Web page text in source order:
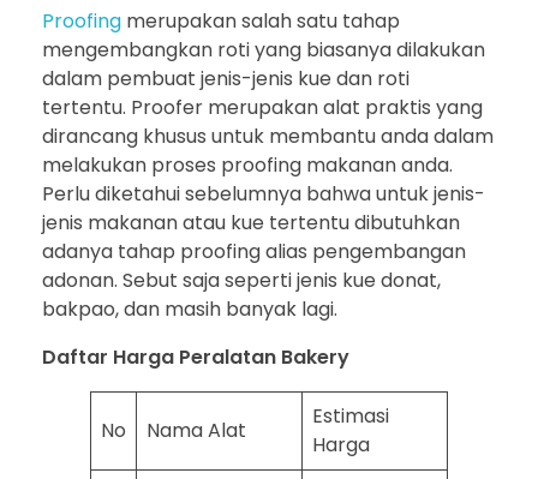
Proofing merupakan salah satu tahap
mengembangkan roti yang biasanya dilakukan
dalam pembuat jenis-jenis kue dan roti
tertentu. Proofer merupakan alat praktis yang
dirancang khusus untuk membantu anda dalam
melakukan proses proofing makanan anda.
Perlu diketahui sebelumnya bahwa untuk jenis-
jenis makanan atau kue tertentu dibutuhkan
adanya tahap proofing alias pengembangan
adonan. Sebut saja seperti jenis kue donat,
bakpao, dan masih banyak lagi.
Daftar Harga Peralatan Bakery
No Nama Alat
Estimasi
Harga